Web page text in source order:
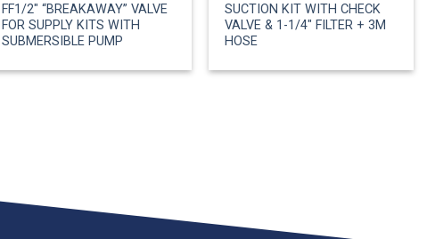
FF1/2″ “BREAKAWAY” VALVE
FOR SUPPLY KITS WITH
SUBMERSIBLE PUMP
SUCTION KIT WITH CHECK
VALVE & 1-1/4″ FILTER + 3M
HOSE